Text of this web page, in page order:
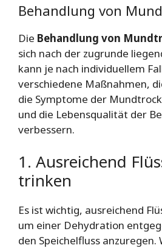
Behandlung von
Die Behandlung von
sich nach der zugrunde
kann je nach individuellem
verschiedene Maßnahmen,
die Symptome der
und die Lebensqualität der
verbessern.
1. Ausreichend
trinken
Es ist wichtig, ausreichend
um einer Dehydration
den Speichelfluss anzuregen.